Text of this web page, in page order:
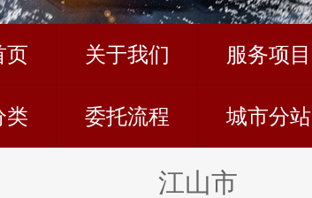
页 关于我们 服务项目
类 委托流程 城市分站
江山市